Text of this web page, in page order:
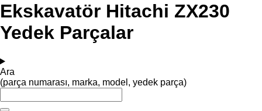
Ekskavatör Hitachi ZX230
Yedek Parçalar
Ara
(parça numarası, marka, model, yedek parça)